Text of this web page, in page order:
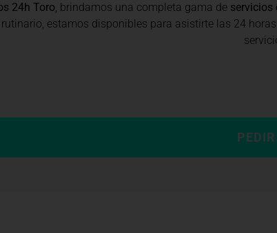
24h Toro, brindamos una completa gama de servicios
estamos disponibles para asistirte las 24